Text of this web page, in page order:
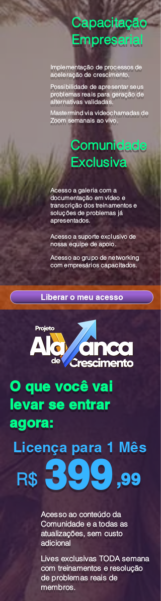
Capacitação
Empresarial
Implementação de processos de
aceleração de crescimento.
Possibilidade de apresentar seus
problemas reais para geração de
alternativas validadas.
Mastermind via videochamadas de
Zoom semanais ao vivo.
Comunidade
Exclusiva
Acesso a galeria com a
documentação em vídeo e
transcrição dos treinamentos e
soluções de problemas já
apresentados.
Acesso a suporte exclusivo de
nossa equipe de apoio.
Acesso ao grupo de networking
com empresários capacitados.
Liberar o meu acesso
O que você vai
levar se entrar
agora:
R$ 399
Licença para 1 Mês
,99
Acesso ao conteúdo da
Comunidade e a todas as
atualizações, sem custo
adicional
Lives exclusivas TODA semana
com treinamentos e resolução
de problemas reais de
membros.